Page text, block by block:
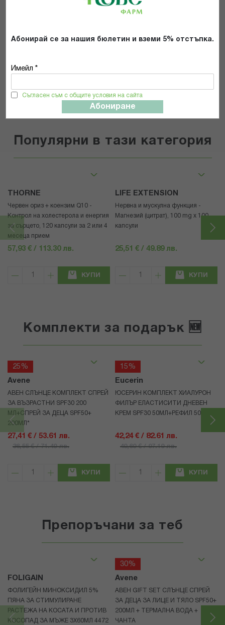
Абонирай се за нашия бюлетин и вземи 5% отстъпка.
Имейл *
Съгласен съм с общите условия на сайта
Абониране
Прочетох и се съгласявам с
Популярни в тази категория
THORNE
Червен ориз + коензим Q10 -
Контрол на холестерола и енергия
за сърцето, 120 капсули за 2 или 4
месеца прием
57,93 € / 113.30 лв.
КУПИ
LIFE EXTENSION
Нервна и мускулна функция -
Магнезий (цитрат), 100 mg x 100
капсули
25,51 € / 49.89 лв.
КУПИ
Комплекти за подарък 🆕
25%
Avene
АВЕН СЛЪНЦЕ КОМПЛЕКТ СПРЕЙ
ЗА ВЪЗРАСТНИ SPF30 200
МЛ+СПРЕЙ ЗА ДЕЦА SPF50+
200МЛ*
27,41 € / 53.61 лв.
36,55 € / 71.49 лв.
КУПИ
15%
Eucerin
ЮСЕРИН КОМПЛЕКТ ХИАЛУРОН
ФИЛЪР ЕЛАСТИСИТИ ДНЕВЕН
КРЕМ SPF30 50МЛ+РЕФИЛ 50МЛ
42,24 € / 82.61 лв.
49,69 € / 97.19 лв.
КУПИ
Препоръчани за теб
FOLIGAIN
ФОЛИГЕЙН МИНОКСИДИЛ 5%
ПЯНА ЗА СТИМУЛИРАНЕ
РАСТЕЖА НА КОСАТА И ПРОТИВ
КОСОПАД ЗА МЪЖЕ 3X60МЛ 4472
30%
Avene
АВЕН GIFT SET СЛЪНЦЕ СПРЕЙ
ЗА ДЕЦА ЗА ЛИЦЕ И ТЯЛО SPF50+
200МЛ + ТЕРМАЛНА ВОДА +
ЧАНТА